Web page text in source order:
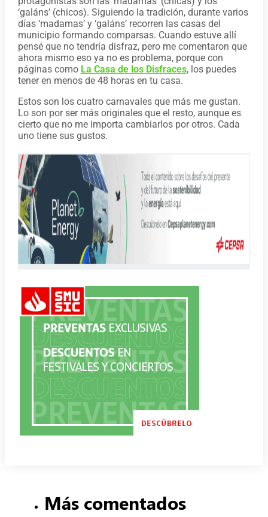
‘galáns’ (chicos). Siguiendo la tradición, durante varios
días ‘madamas’ y ‘galáns’ recorren las casas del
municipio formando comparsas. Cuando estuve allí
pensé que no tendría disfraz, pero me comentaron que
ahora mismo eso ya no es problema, porque con
páginas como La Casa de los Disfraces, los puedes
tener en menos de 48 horas en tu casa.
Estos son los cuatro carnavales que más me gustan.
Lo son por ser más originales que el resto, aunque es
cierto que no me importa cambiarlos por otros. Cada
uno tiene sus gustos.
Más comentados